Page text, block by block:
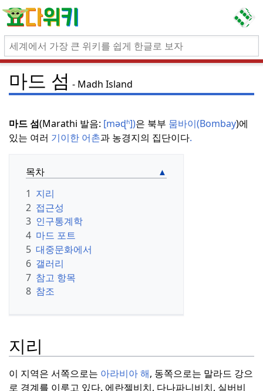
마드 섬 Madh Island
마드 섬(Marathi 발음: [məɖʱ])은 북부 뭄바이(Bombay)에
있는 여러 기이한 어촌과 농경지의 집단이다.
목차
1 지리
2 접근성
3 인구통계학
4 마드 포트
5 대중문화에서
6 갤러리
7 참고 항목
8 참조
지리
이 지역은 서쪽으로는 아라비아 해, 동쪽으로는 말라드 강으
로 경계를 이루고 있다. 에란젤비치, 다나파니비치, 실버비